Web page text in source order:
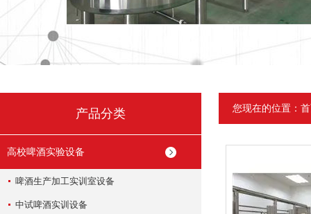
产品分类
高校啤酒实验设备
啤酒生产加工实训室设备
中试啤酒实训设备
您现在的位置：